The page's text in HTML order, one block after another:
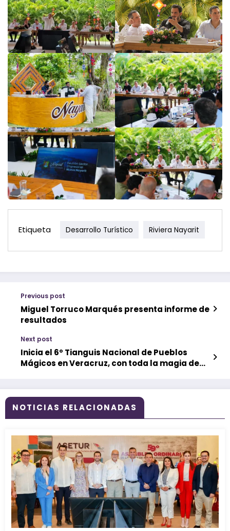
Etiqueta Desarrollo Turístico Riviera Nayarit
Previous post
Miguel Torruco Marqués presenta informe de
resultados
Next post
Inicia el 6º Tianguis Nacional de Pueblos
Mágicos en Veracruz, con toda la magia de
NOTICIAS RELACIONADAS